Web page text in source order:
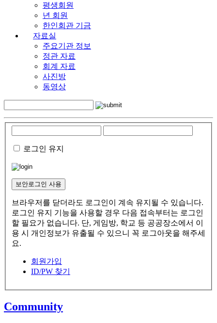
평생회원
년 회원
한인회관 기금
자료실
주요기관 정보
정관 자료
회계 자료
사진방
동영상
로그인 유지
보안로그인 사용
브라우저를 닫더라도 로그인이 계속 유지될 수 있습니다.
로그인 유지 기능을 사용할 경우 다음 접속부터는 로그인
할 필요가 없습니다. 단, 게임방, 학교 등 공공장소에서 이
용 시 개인정보가 유출될 수 있으니 꼭 로그아웃을 해주세
요.
회원가입
ID/PW 찾기
Community